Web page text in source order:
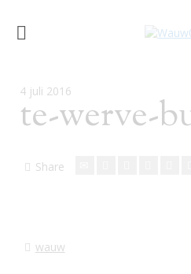
4 juli 2016
te-werve-
Share
wauw